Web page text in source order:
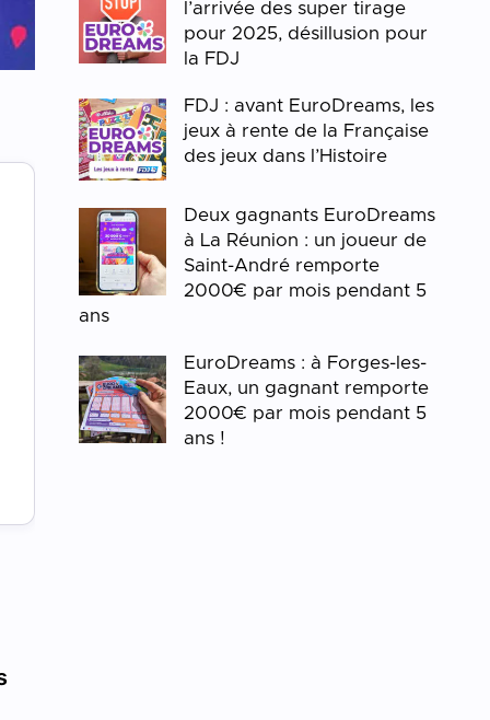
l’arrivée des super tirage
pour 2025, désillusion pour
la FDJ
FDJ : avant EuroDreams, les
jeux à rente de la Française
des jeux dans l’Histoire
Deux gagnants EuroDreams
à La Réunion : un joueur de
Saint-André remporte
2000€ par mois pendant 5
ans
EuroDreams : à Forges-les-
Eaux, un gagnant remporte
2000€ par mois pendant 5
ans !